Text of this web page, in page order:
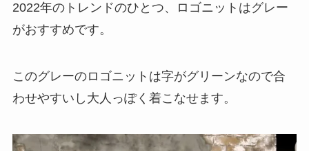
2022年のトレンドのひとつ、ロゴニットはグレー
がおすすめです。
このグレーのロゴニットは字がグリーンなので合
わせやすいし大人っぽく着こなせます。